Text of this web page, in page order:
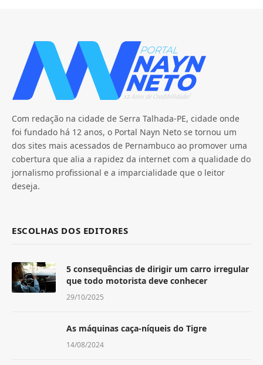
Com redação na cidade de Serra Talhada-PE, cidade onde
foi fundado há 12 anos, o Portal Nayn Neto se tornou um
dos sites mais acessados de Pernambuco ao promover uma
cobertura que alia a rapidez da internet com a qualidade do
jornalismo profissional e a imparcialidade que o leitor
deseja.
ESCOLHAS DOS EDITORES
5 consequências de dirigir um carro irregular
que todo motorista deve conhecer
29/10/2025
As máquinas caça-níqueis do Tigre
14/08/2024